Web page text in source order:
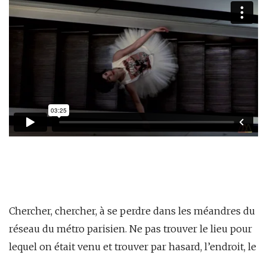
Chercher, chercher, à se perdre dans les méandres du
réseau du métro parisien. Ne pas trouver le lieu pour
lequel on était venu et trouver par hasard, l’endroit, le